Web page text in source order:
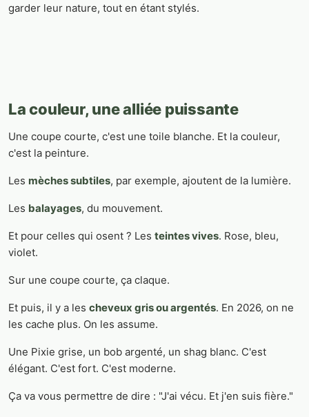
garder leur nature, tout en étant stylés.
La couleur, une alliée puissante
Une coupe courte, c'est une toile blanche. Et la couleur,
c'est la peinture.
Les mèches subtiles, par exemple, ajoutent de la lumière.
Les balayages, du mouvement.
Et pour celles qui osent ? Les teintes vives. Rose, bleu,
violet.
Sur une coupe courte, ça claque.
Et puis, il y a les cheveux gris ou argentés. En 2026, on ne
les cache plus. On les assume.
Une Pixie grise, un bob argenté, un shag blanc. C'est
élégant. C'est fort. C'est moderne.
Ça va vous permettre de dire : "J'ai vécu. Et j'en suis fière."